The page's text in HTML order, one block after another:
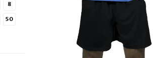
8
50